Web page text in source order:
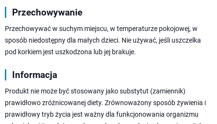
Przechowywanie
Przechowywać w suchym miejscu, w temperaturze pokojowej, w
sposób niedostępny dla małych dzieci. Nie używać, jeśli uszczelka
pod korkiem jest uszkodzona lub jej brakuje.
Informacja
Produkt nie może być stosowany jako substytut (zamiennik)
prawidłowo zróżnicowanej diety. Zrównoważony sposób żywienia i
prawidłowy tryb życia jest ważny dla funkcjonowania organizmu